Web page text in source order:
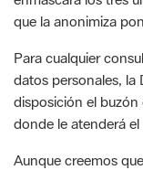
datos personales,
disposición el
donde le atenderá
Aunque creemos
cuestión
puede presentar
web de la Autoridad